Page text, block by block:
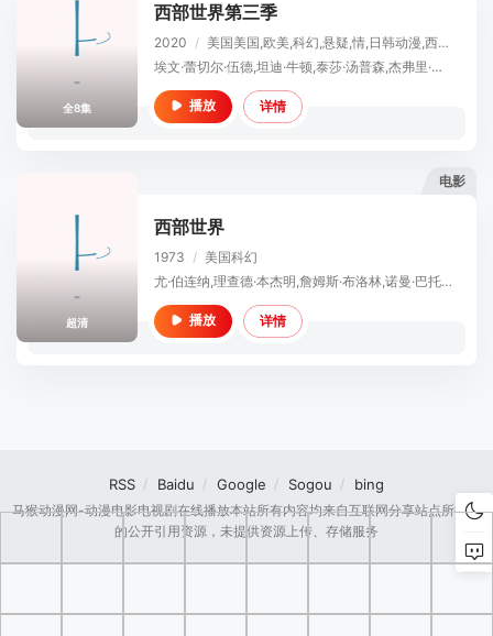
全8集
西部世界第三季
2020 / 美国美国,欧美,科幻,悬疑,情,日韩动漫,西部,剧情,美国剧,欧美剧
埃文·蕾切尔·伍德,坦迪·牛顿,泰莎·汤普森,杰弗里·怀特,艾德·哈里斯,亚伦·保尔,卢克·海姆斯沃斯,丽娜·维特,汤米·弗拉纳根,文森特·卡索,莱昂纳多·吴,马歇尔·林奇,卡迪小子,真田广之,王盛德,托勒密·斯洛克姆,韦恩·佩雷,斯科特·康纳斯,弗雷德里克·基夫,戴维·贝尼奥夫,D·B·威斯
播放 详情
电影
超清
西部世界
1973 / 美国科幻
尤·伯连纳,理查德·本杰明,詹姆斯·布洛林,诺曼·巴托德,
播放 详情
RSS Baidu Google Sogou bing
马猴动漫网-动漫电影电视剧在线播放本站所有内容均来自互联网分享站点所提供
的公开引用资源，未提供资源上传、存储服务